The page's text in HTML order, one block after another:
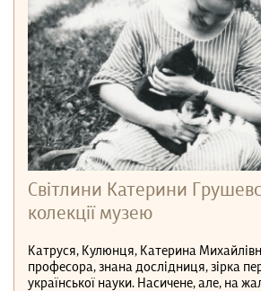
Світлини Катерини
колекції музею
Катруся, Кулюнця, Катерина
професора, знана дослідниця, зірка
української науки. Насичене, але, на